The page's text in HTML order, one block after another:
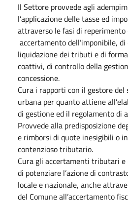
Il Settore provvede agli
l’applicazione delle tasse ed
attraverso le fasi di
accertamento dell’imponibile,
liquidazione dei tributi e di
coattivi, di controllo della
concessione.
Cura i rapporti con il gestore del
urbana per quanto attiene
di gestione ed il regolamento di
Provvede alla predisposizione
e rimborsi di quote inesigibili o
contenzioso tributario.
Cura gli accertamenti tributari
di potenziare l’azione di
locale e nazionale, anche
del Comune all’accertamento